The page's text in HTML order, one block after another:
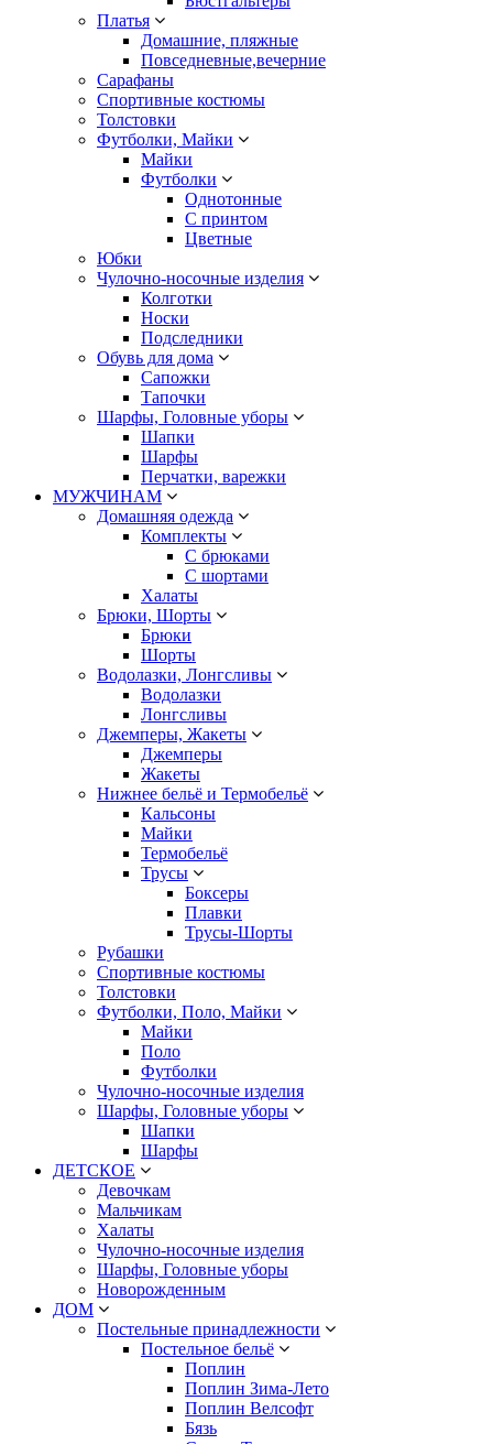
Платья
Домашние, пляжные
Повседневные,вечерние
Сарафаны
Спортивные костюмы
Толстовки
Футболки, Майки
Майки
Футболки
Однотонные
С принтом
Цветные
Юбки
Чулочно-носочные изделия
Колготки
Носки
Подследники
Обувь для дома
Сапожки
Тапочки
Шарфы, Головные уборы
Шапки
Шарфы
Перчатки, варежки
МУЖЧИНАМ
Домашняя одежда
Комплекты
С брюками
С шортами
Халаты
Брюки, Шорты
Брюки
Шорты
Водолазки, Лонгсливы
Водолазки
Лонгсливы
Джемперы, Жакеты
Джемперы
Жакеты
Нижнее бельё и Термобельё
Кальсоны
Майки
Термобельё
Трусы
Боксеры
Плавки
Трусы-Шорты
Рубашки
Спортивные костюмы
Толстовки
Футболки, Поло, Майки
Майки
Поло
Футболки
Чулочно-носочные изделия
Шарфы, Головные уборы
Шапки
Шарфы
ДЕТСКОЕ
Девочкам
Мальчикам
Халаты
Чулочно-носочные изделия
Шарфы, Головные уборы
Новорожденным
ДОМ
Постельные принадлежности
Постельное бельё
Поплин
Поплин Зима-Лето
Поплин Велсофт
Бязь